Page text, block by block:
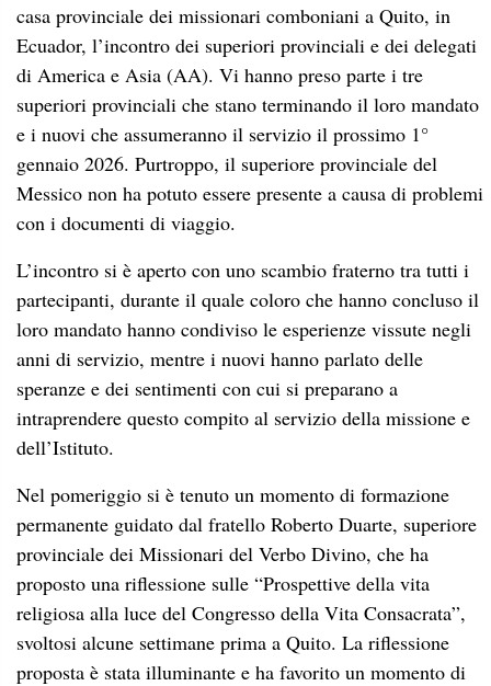
casa provinciale dei missionari comboniani a Quito, in
Ecuador, l’incontro dei superiori provinciali e dei delegati
di America e Asia (AA). Vi hanno preso parte i tre
superiori provinciali che stano terminando il loro mandato
e i nuovi che assumeranno il servizio il prossimo 1°
gennaio 2026. Purtroppo, il superiore provinciale del
Messico non ha potuto essere presente a causa di problemi
con i documenti di viaggio.
L’incontro si è aperto con uno scambio fraterno tra tutti i
partecipanti, durante il quale coloro che hanno concluso il
loro mandato hanno condiviso le esperienze vissute negli
anni di servizio, mentre i nuovi hanno parlato delle
speranze e dei sentimenti con cui si preparano a
intraprendere questo compito al servizio della missione e
dell’Istituto.
Nel pomeriggio si è tenuto un momento di formazione
permanente guidato dal fratello Roberto Duarte, superiore
provinciale dei Missionari del Verbo Divino, che ha
proposto una riflessione sulle “Prospettive della vita
religiosa alla luce del Congresso della Vita Consacrata”,
svoltosi alcune settimane prima a Quito. La riflessione
proposta è stata illuminante e ha favorito un momento di